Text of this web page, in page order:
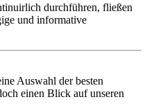
durchführen, fließen
und informative
Auswahl der besten
einen Blick auf unseren